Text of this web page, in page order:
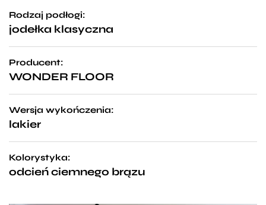
Rodzaj podłogi:
jodełka klasyczna
Producent:
WONDER FLOOR
Wersja wykończenia:
lakier
Kolorystyka:
odcień ciemnego brązu